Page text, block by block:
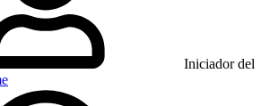
Iniciador del